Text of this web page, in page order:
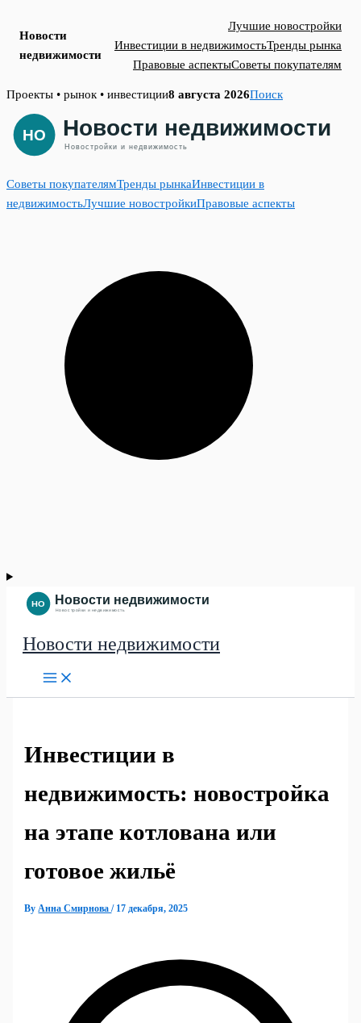
Новости
недвижимости
Лучшие новостройки
Инвестиции в недвижимостьТренды рынка
Правовые аспектыСоветы покупателям
Skip
content
Проекты • рынок • инвестиции8 августа 2026Поиск
Советы покупателямТренды рынкаИнвестиции в
недвижимостьЛучшие новостройкиПравовые аспекты
Новости недвижимости
Инвестиции в
недвижимость: новостройка
на этапе котлована или
готовое жильё
ByАнна Смирнова/ 17 декабря, 2025